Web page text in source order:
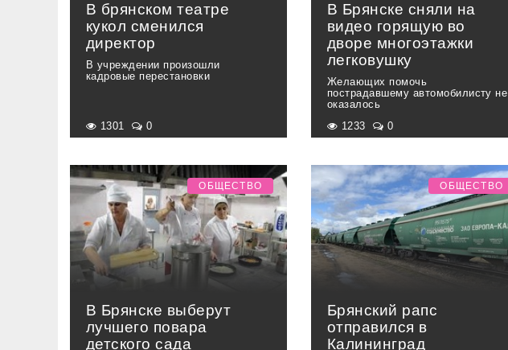
В брянском театре
кукол сменился
директор
В учреждении произошли
кадровые перестановки
1301 0
В Брянске сняли на
видео горящую во
дворе многоэтажки
легковушку
Желающих помочь
пострадавшему автомобилисту не
оказалось
1233 0
В Брянске выберут
лучшего повара
детского сада
ОБЩЕСТВО
Брянский рапс
отправился в
Калининград
ОБЩЕСТВО